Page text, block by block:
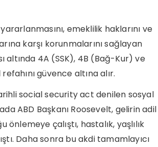
emeklilik haklarını ve
karşı korunmalarını sağlayan
altında 4A (SSK), 4B (Bağ-Kur) ve
güvence altına alır.
social security act denilen sosyal
ABD Başkanı Roosevelt, gelirin adil
önlemeye çalıştı, hastalık, yaşlılık
Daha sonra bu akdi tamamlayıcı